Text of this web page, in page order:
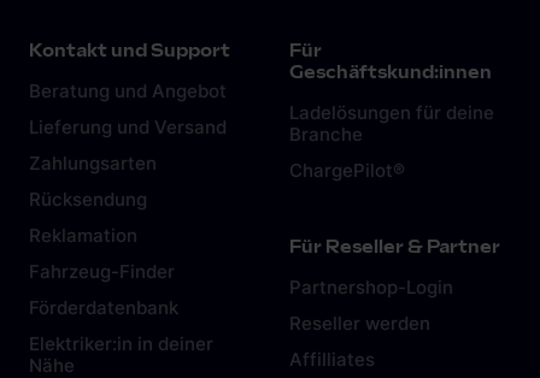
Kontakt und Support
Beratung und Angebot
Lieferung und Versand
Zahlungsarten
Rücksendung
Reklamation
Fahrzeug-Finder
Förderdatenbank
Elektriker:in in deiner
Nähe
Für
Geschäftskund:innen
Ladelösungen für deine
Branche
ChargePilot®
Für Reseller & Partner
Partnershop-Login
Reseller werden
Affilliates